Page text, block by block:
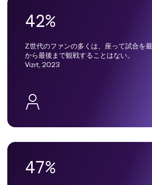
42%
Z世代のファンの多くは、座って試合を
から最後まで観戦することはない。
Vizrt, 2023
47%